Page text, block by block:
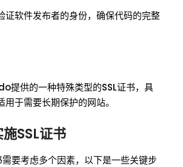
证软件发布者的身份，确保代码的完整
提供的一种特殊类型的SSL证书，具
于需要长期保护的网站。
SSL证书
要考虑多个因素，以下是一些关键步